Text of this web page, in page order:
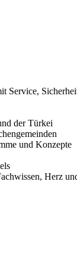
Service,
der Türkei
und Konzepte
Herz